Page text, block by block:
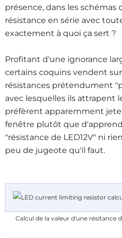
présence, dans les schémas
résistance en série avec
exactement à quoi ça sert ?
Profitant d'une ignorance
certains coquins vendent
résistances prétendument
avec lesquelles ils attrapent
préfèrent apparemment
fenêtre plutôt que
"résistance de LED12V" ni
peu de jugeote qu'il faut.
Calcul de la valeur d'une résitance